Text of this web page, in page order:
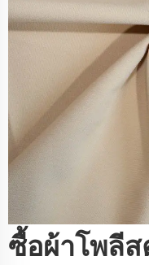
ซื้อผ้าโพลี